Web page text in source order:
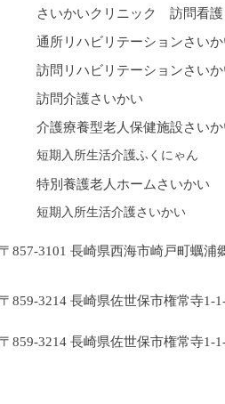
さいかいクリニック 訪問看護
通所リハビリテーションさい
訪問リハビリテーションさい
訪問介護さいかい
介護療養型老人保健施設さい
短期入所生活介護ふくにゃん
特別養護老人ホームさいかい
短期入所生活介護さいかい
〒857-3101 長崎県西海市崎戸町蠣浦
〒859-3214 長崎県佐世保市権常寺1-
〒859-3214 長崎県佐世保市権常寺1-